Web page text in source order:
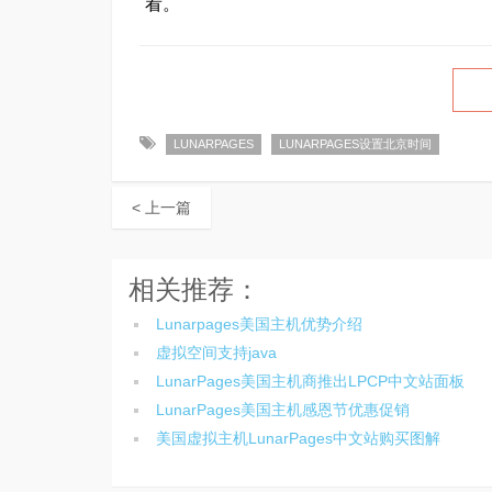
看。
LUNARPAGES LUNARPAGES设置北京时间
< 上一篇
相关推荐：
Lunarpages美国主机优势介绍
虚拟空间支持java
LunarPages美国主机商推出LPCP中文站面板
LunarPages美国主机感恩节优惠促销
美国虚拟主机LunarPages中文站购买图解